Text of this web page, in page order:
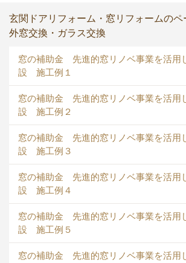
玄関ドアリフォーム・窓リフォームのペ
外窓交換・ガラス交換
窓の補助金 先進的窓リノベ事業を活
設 施工例１
窓の補助金 先進的窓リノベ事業を活
設 施工例２
窓の補助金 先進的窓リノベ事業を活
設 施工例３
窓の補助金 先進的窓リノベ事業を活
設 施工例４
窓の補助金 先進的窓リノベ事業を活
設 施工例５
窓の補助金 先進的窓リノベ事業を活